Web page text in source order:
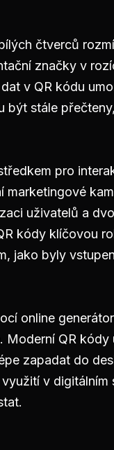
čtverců
značky v
v QR kódu
být stále
pro
marketingové
uživatelů a
kódy klíčovou
jako byly
online
QR kódy
zapadat do
v digitálním